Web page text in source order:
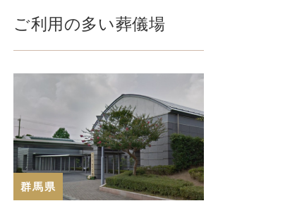
ご利用の多い葬儀場
群馬県